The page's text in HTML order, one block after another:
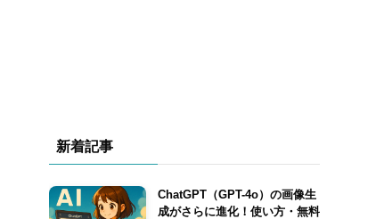
新着記事
ChatGPT（GPT-4o）の画像生
成がさらに進化！使い方・無料